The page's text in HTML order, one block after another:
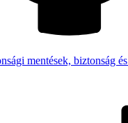
mentések, biztonság